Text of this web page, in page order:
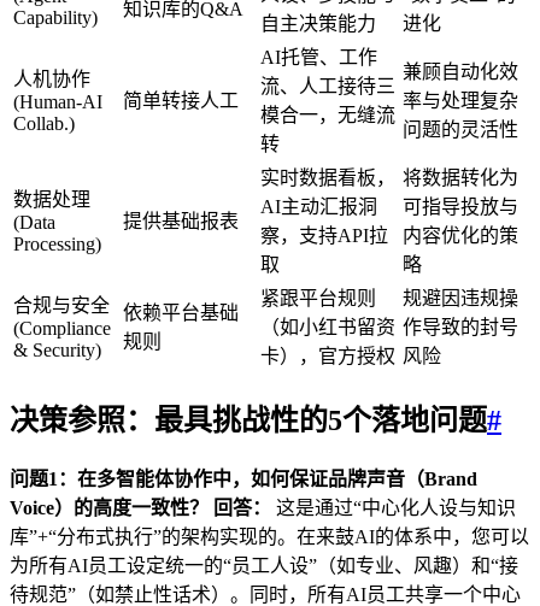
Capability)
知识库的Q&A
自主决策能力
进化
人机协作
(Human-AI
Collab.)
简单转接人工
AI托管、工作
流、人工接待三
模合一，无缝流
转
兼顾自动化效
率与处理复杂
问题的灵活性
数据处理
(Data
Processing)
提供基础报表
实时数据看板，
AI主动汇报洞
察，支持API拉
取
将数据转化为
可指导投放与
内容优化的策
略
合规与安全
(Compliance
& Security)
依赖平台基础
规则
紧跟平台规则
（如小红书留资
卡），官方授权
规避因违规操
作导致的封号
风险
决策参照：最具挑战性的5个落地问题#
问题1：在多智能体协作中，如何保证品牌声音（Brand
Voice）的高度一致性？
回答：
这是通过“中心化人设与知识
库”+“分布式执行”的架构实现的。在来鼓AI的体系中，您可以
为所有AI员工设定统一的“员工人设”（如专业、风趣）和“接
待规范”（如禁止性话术）。同时，所有AI员工共享一个中心